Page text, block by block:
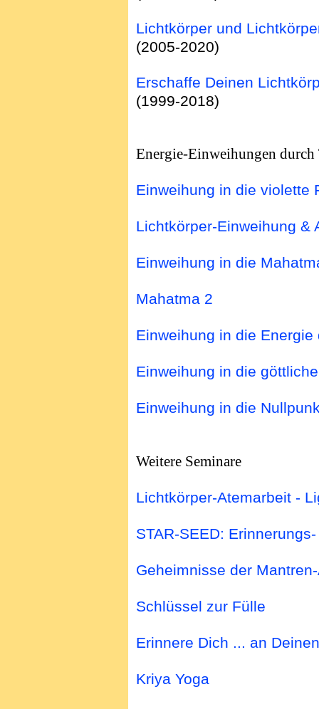
Lichtkörper und
(2005-2020)
Erschaffe Deinen
(1999-2018)
Energie-Einweihungen
Einweihung in die violette
Lichtkörper-Einweihung &
Einweihung in die
Mahatma 2
Einweihung in die
Einweihung in die
Einweihung in die
Weitere Seminare
Lichtkörper-Atemarbeit -
STAR-SEED:
Geheimnisse der
Schlüssel zur Fülle
Erinnere Dich ... an
Kriya Yoga